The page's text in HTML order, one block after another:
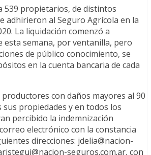
539 propietarios, de distintos
adhirieron al Seguro Agrícola en la
La liquidación comenzó a
esta semana, por ventanilla, pero
de público conocimiento, se
en la cuenta bancaria de cada
con daños mayores al 90
propiedades y en todos los
percibido la indemnización
electrónico con la constancia
direcciones: jdelia@nacion-
seguros.com.ar, con